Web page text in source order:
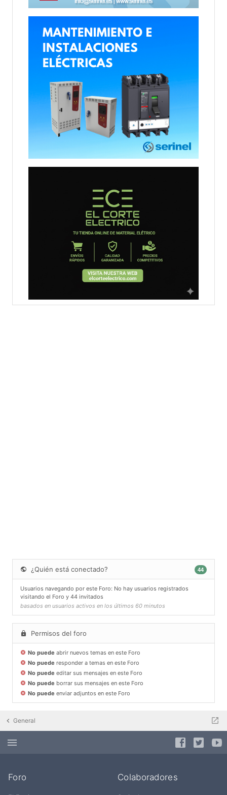
¿Quién está conectado? 44
Usuarios navegando por este Foro: No hay usuarios registrados
visitando el Foro y 44 invitados
basados en usuarios activos en los últimos 60 minutos
Permisos del foro
No puede abrir nuevos temas en este Foro
No puede responder a temas en este Foro
No puede editar sus mensajes en este Foro
No puede borrar sus mensajes en este Foro
No puede enviar adjuntos en este Foro
General
Foro Colaboradores